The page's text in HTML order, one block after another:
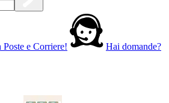
Poste e Corriere!
Hai domande?